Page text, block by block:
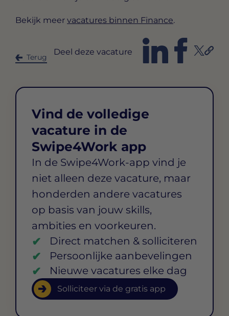
Bekijk meer vacatures binnen Finance.
Terug
Deel deze vacature
Vind de volledige
vacature in de
Swipe4Work app
In de Swipe4Work-app vind je
niet alleen deze vacature, maar
honderden andere vacatures
op basis van jouw skills,
ambities en voorkeuren.
Direct matchen & solliciteren
Persoonlijke aanbevelingen
Nieuwe vacatures elke dag
Solliciteer via de gratis app